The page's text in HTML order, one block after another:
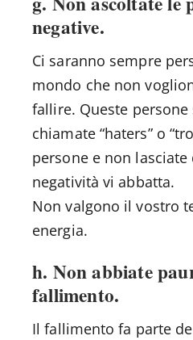
negative.
Ci saranno sempre
mondo che non
fallire. Queste persone
chiamate “haters” o
persone e non lasciate
negatività vi abbatta.
Non valgono il vostro
energia.
h. Non abbiate
fallimento.
Il fallimento fa parte